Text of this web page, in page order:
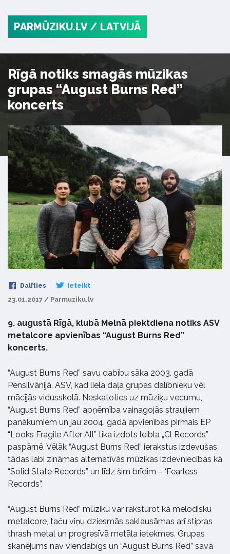
PARMŪZIKU.LV / LATVIJĀ
Rīgā notiks smagās mūzikas
grupas “August Burns Red”
koncerts
Dalīties Ieteikt
23.01.2017 / Parmuziku.lv
9. augustā Rīgā, klubā Melnā piektdiena notiks ASV
metalcore apvienības “August Burns Red”
koncerts.
“August Burns Red” savu dabību sāka 2003. gadā
Pensilvānijā, ASV, kad liela daļa grupas dalībnieku vēl
mācījās vidusskolā. Neskatoties uz mūziķu vecumu,
“August Burns Red” apņēmība vainagojās straujiem
panākumiem un jau 2004. gadā apvienības pirmais EP
“Looks Fragile After All” tika izdots leibla „Cl Records”
paspārnē. Vēlāk “August Burns Red” ierakstus izdevušas
tādas labi zināmas alternatīvās mūzikas izdevniecības kā
“Solid State Records” un līdz šim brīdim – ‘Fearless
Records”.
“August Burns Red” mūziku var raksturot kā melodisku
metalcore, taču viņu dziesmās saklausāmas arī stipras
thrash metal un progresīvā metāla ietekmes. Grupas
skanējums nav viendabīgs un “August Burns Red” savā